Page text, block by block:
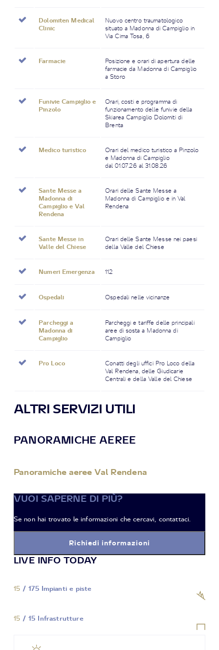
Dolomiten Medical
Clinic
Nuovo centro traumatologico
situato a Madonna di Campiglio in
Via Cima Tosa, 6
Farmacie
Posizione e orari di apertura delle
farmacie da Madonna di Campiglio
a Storo
Funivie Campiglio e
Pinzolo
Orari, costi e programma di
funzionamento delle funivie della
Skiarea Campiglio Dolomiti di
Brenta
Medico turistico
Orari del medico turistico a Pinzolo
e Madonna di Campiglio
dal 01.07.26 al 31.08.26
Sante Messe a
Madonna di
Campiglio e Val
Rendena
Orari delle Sante Messe a
Madonna di Campiglio e in Val
Rendena
Sante Messe in
Valle del Chiese
Orari delle Sante Messe nei paesi
della Valle del Chiese
Numeri Emergenza 112
Ospedali Ospedali nelle vicinanze
Parcheggi a
Madonna di
Campiglio
Parcheggi e tariffe delle principali
aree di sosta a Madonna di
Campiglio
Pro Loco
Conatti degli uffici Pro Loco della
Val Rendena, delle Giudicarie
Centrali e della Valle del Chiese
ALTRI SERVIZI UTILI
PANORAMICHE AEREE
Panoramiche aeree Val Rendena
VUOI SAPERNE DI PIÙ?
Se non hai trovato le informazioni che cercavi, contattaci.
Richiedi informazioni
LIVE INFO TODAY
15 / 175 Impianti e piste
15 / 15 Infrastrutture